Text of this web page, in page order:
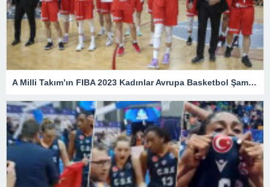
A Milli Takım’ın FIBA 2023 Kadınlar Avrupa Basketbol Şampiyonası’nda programı belli oldu – Son Dakika Spor Haberleri